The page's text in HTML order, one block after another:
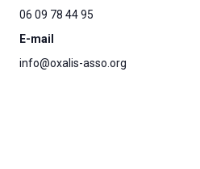
06 09 78 44 95
E-mail
info@oxalis-asso.org